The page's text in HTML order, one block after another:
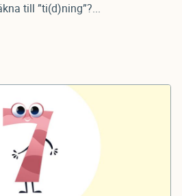
till ”ti(d)ning”?...